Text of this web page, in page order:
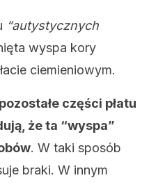
“autystycznych
wyspa kory
ciemieniowym.
części płatu
że ta “wyspa”
. W taki sposób
braki. W innym